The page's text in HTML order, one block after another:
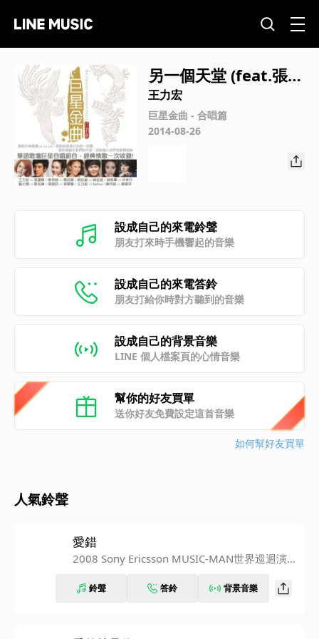
另一個天堂 (feat.張靚
穎)
王力宏
巨星金曲 - 合唱篇
2014-08-26
設成自己的來電鈴聲
朋友打來時手機響起的音樂
設成自己的來電答鈴
朋友打給你時對方聽到的音樂
設成自己的背景音樂
LINE 個人檔案頁的心情音樂
幫你的好友買單
送你好友免費設定這首音樂
如何幫好友買單
人氣鈴聲
愛錯
2008 Sony Ericsson MUSIC-MAN世界巡迴演唱
鈴聲 答鈴 背景音樂